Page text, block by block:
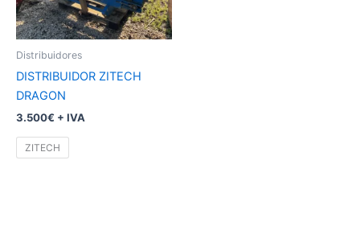
Distribuidores
DISTRIBUIDOR ZITECH
DRAGON
3.500€ + IVA
ZITECH
opciones
se
en
la
página
de
producto